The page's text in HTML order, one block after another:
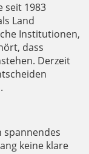
seit 1983
Land
Institutionen,
dass
Derzeit
spannendes
keine klare